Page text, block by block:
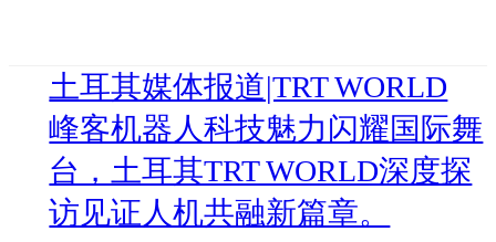
土耳其媒体报道|TRT WORLD
峰客机器人科技魅力闪耀国际舞
台，土耳其TRT WORLD深度探
访见证人机共融新篇章。